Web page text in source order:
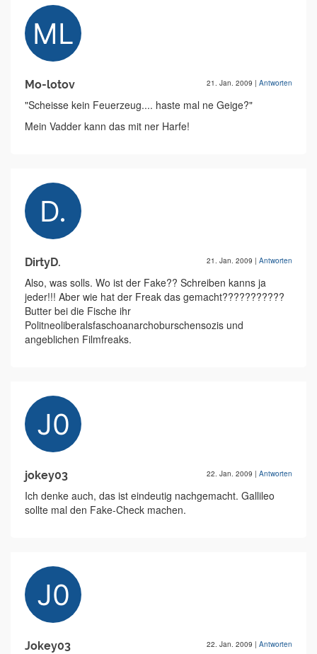
Mo-lotov 21. Jan. 2009 | Antworten
"Scheisse kein Feuerzeug.... haste mal ne Geige?"
Mein Vadder kann das mit ner Harfe!
DirtyD. 21. Jan. 2009 | Antworten
Also, was solls. Wo ist der Fake?? Schreiben kanns ja
jeder!!! Aber wie hat der Freak das gemacht???????????
Butter bei die Fische ihr
Politneoliberalsfaschoanarchoburschensozis und
angeblichen Filmfreaks.
jokey03 22. Jan. 2009 | Antworten
Ich denke auch, das ist eindeutig nachgemacht. Gallileo
sollte mal den Fake-Check machen.
Jokey03 22. Jan. 2009 | Antworten